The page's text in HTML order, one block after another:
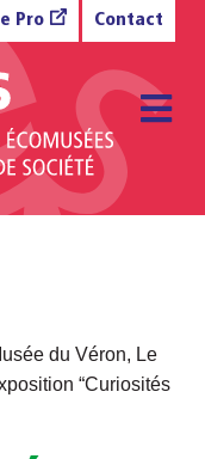
Pro Contact
du Véron, Le
“Curiosités